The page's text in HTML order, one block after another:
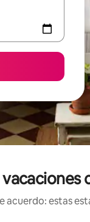
acuerdo: estas